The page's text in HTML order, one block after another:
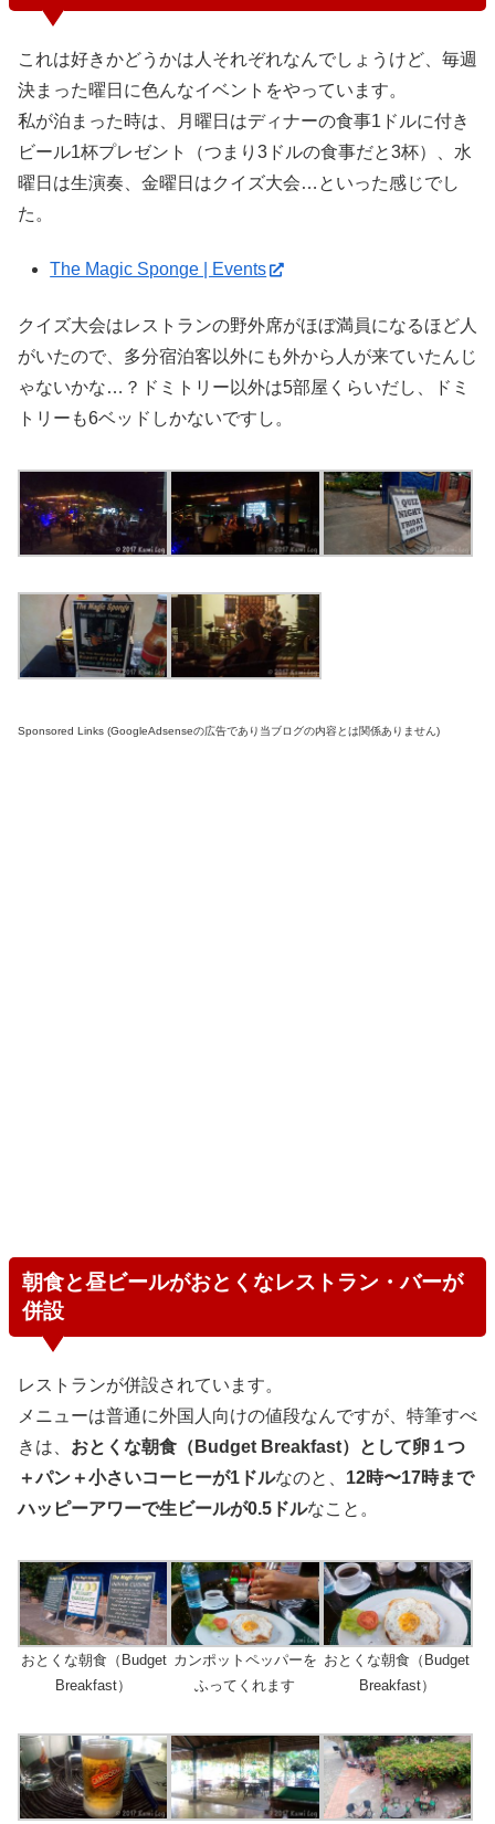
これは好きかどうかは人それぞれなんでしょうけど、毎週
決まった曜日に色んなイベントをやっています。
私が泊まった時は、月曜日はディナーの食事1ドルに付き
ビール1杯プレゼント（つまり3ドルの食事だと3杯）、水
曜日は生演奏、金曜日はクイズ大会…といった感じでし
た。
The Magic Sponge | Events
クイズ大会はレストランの野外席がほぼ満員になるほど人
がいたので、多分宿泊客以外にも外から人が来ていたんじ
ゃないかな…？ドミトリー以外は5部屋くらいだし、ドミ
トリーも6ベッドしかないですし。
Sponsored Links (GoogleAdsenseの広告であり当ブログの内容とは関係ありません)
朝食と昼ビールがおとくなレストラン・バーが
併設
レストランが併設されています。
メニューは普通に外国人向けの値段なんですが、特筆すべ
きは、 おとくな朝食（Budget Breakfast）として卵１つ
＋パン＋小さいコーヒーが1ドルなのと、 12時〜17時まで
ハッピーアワーで生ビールが0.5ドルなこと。
おとくな朝食（Budget
Breakfast）
カンポットペッパーを
ふってくれます
おとくな朝食（Budget
Breakfast）